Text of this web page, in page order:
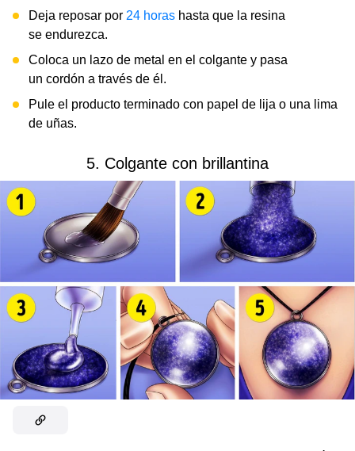
Deja reposar por 24 horas hasta que la resina
se endurezca.
Coloca un lazo de metal en el colgante y pasa
un cordón a través de él.
Pule el producto terminado con papel de lija o una lima
de uñas.
5. Colgante con brillantina